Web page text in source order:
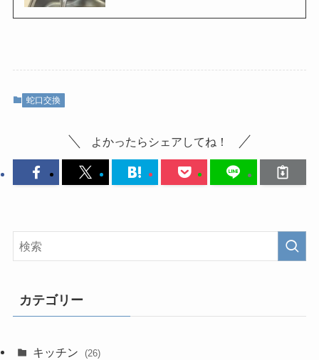
蛇口交換
よかったらシェアしてね！
カテゴリー
キッチン (26)